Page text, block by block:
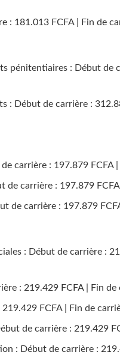
: 181.013 FCFA | Fin de
pénitentiaires : Début de
: Début de carrière :
carrière : 197.879 FCFA
carrière : 197.879
de carrière : 197.879
: Début de carrière :
: 219.429 FCFA | Fin de
FCFA | Fin de
de carrière : 219.429
: Début de carrière :